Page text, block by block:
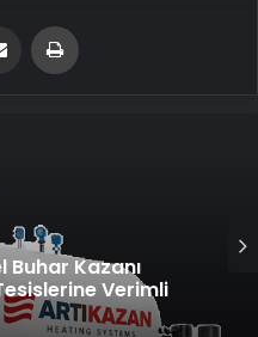
Email'den paylaş
Buhar Kazanı
Verimli